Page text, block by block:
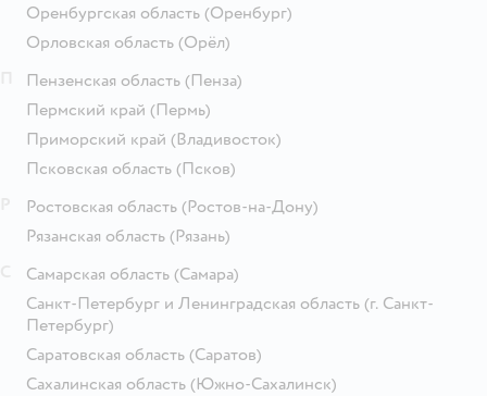
Оренбургская область (Оренбург)
Орловская область (Орёл)
Пензенская область (Пенза)
Пермский край (Пермь)
Приморский край (Владивосток)
Псковская область (Псков)
Ростовская область (Ростов-на-Дону)
Рязанская область (Рязань)
Самарская область (Самара)
Санкт-Петербург и Ленинградская область (г. Санкт-
Петербург)
Саратовская область (Саратов)
Сахалинская область (Южно-Сахалинск)